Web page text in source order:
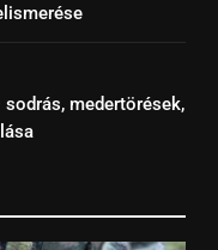
medertörések,